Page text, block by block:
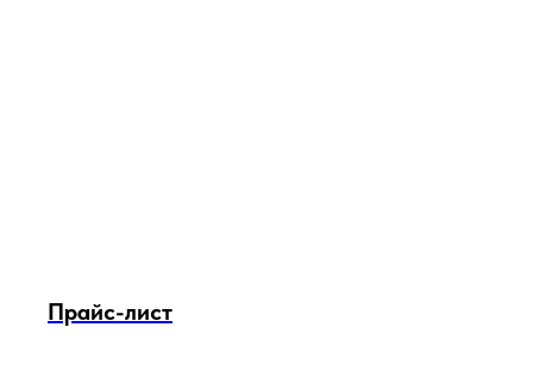
Прайс-лист